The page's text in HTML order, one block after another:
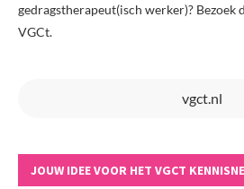
gedragstherapeut(isch werker)? Bezoek
VGCt.
vgct.nl
JOUW IDEE VOOR HET VGCT